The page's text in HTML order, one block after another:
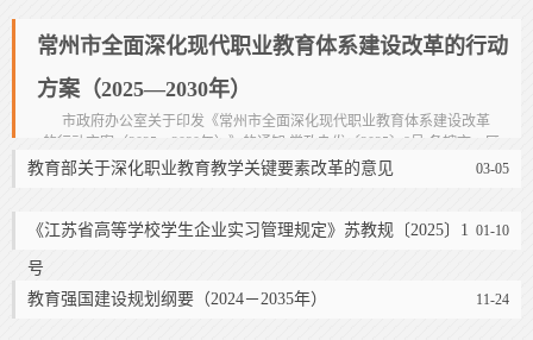
常州市全面深化现代职业教育体系建设改革的行动
方案（2025—2030年）
市政府办公室关于印发《常州市全面深化现代职业教育体系建设改革
的行动方案（2025—2030年）》的通知 常政办发〔2025〕8号 各辖市、区
人民政府，常州经开区管委会，市各有关部门和单位： 《常州市全面
03-05
教育部关于深化职业教育教学关键要素改革的意见
01-10
《江苏省高等学校学生企业实习管理规定》苏教规〔2025〕1
号
11-24
教育强国建设规划纲要（2024－2035年）